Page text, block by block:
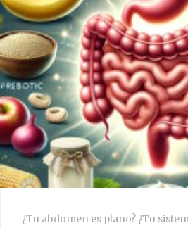
¿Tu abdomen es plano? ¿Tu